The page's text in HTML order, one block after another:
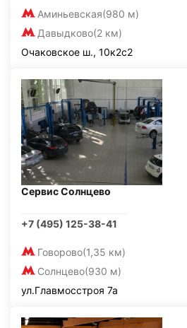
Аминьевская(980 м)
Давыдково(2 км)
Очаковское ш., 10к2с2
Сервис Солнцево
+7 (495) 125-38-41
Говорово(1,35 км)
Солнцево(930 м)
ул.Главмосстроя 7а